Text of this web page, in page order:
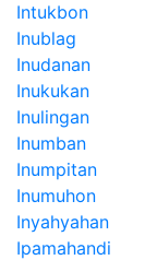
Intukbon
Inublag
Inudanan
Inukukan
Inulingan
Inumban
Inumpitan
Inumuhon
Inyahyahan
Ipamahandi